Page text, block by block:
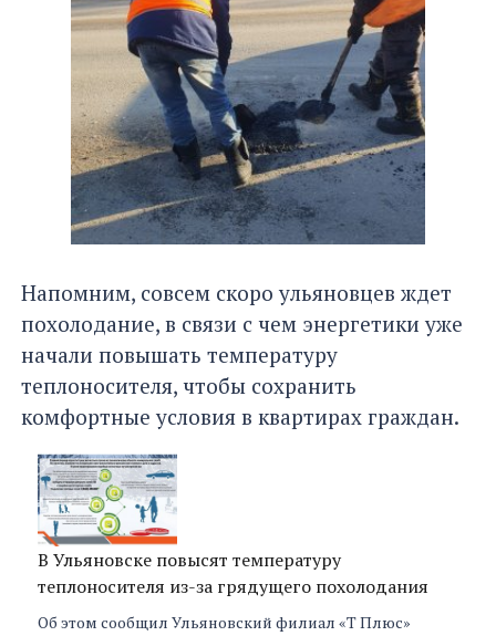
Напомним, совсем скоро ульяновцев ждет
похолодание, в связи с чем энергетики уже
начали повышать температуру
теплоносителя, чтобы сохранить
комфортные условия в квартирах граждан.
В Ульяновске повысят температуру
теплоносителя из-за грядущего похолодания
Об этом сообщил Ульяновский филиал «Т Плюс»